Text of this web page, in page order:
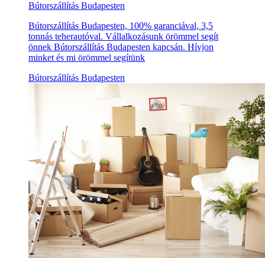
Bútorszállítás Budapesten
Bútorszállítás Budapesten, 100% garanciával, 3,5
tonnás teherautóval. Vállalkozásunk örömmel segít
önnek Bútorszállítás Budapesten kapcsán. Hívjon
minket és mi örömmel segítünk
Bútorszállítás Budapesten